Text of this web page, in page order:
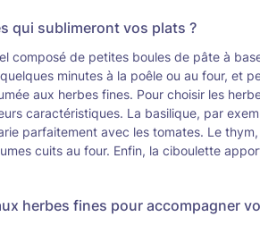
qui sublimeront vos plats ?
composé de petites boules de pâte à
minutes à la poêle ou au four, et
aux herbes fines. Pour choisir les
caractéristiques. La basilique, par
parfaitement avec les tomates. Le
cuits au four. Enfin, la ciboulette
herbes fines pour accompagner